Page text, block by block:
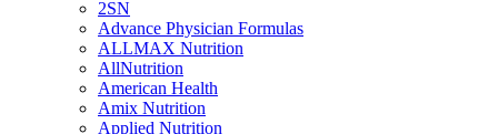
2SN
Advance Physician Formulas
ALLMAX Nutrition
AllNutrition
American Health
Amix Nutrition
Applied Nutrition